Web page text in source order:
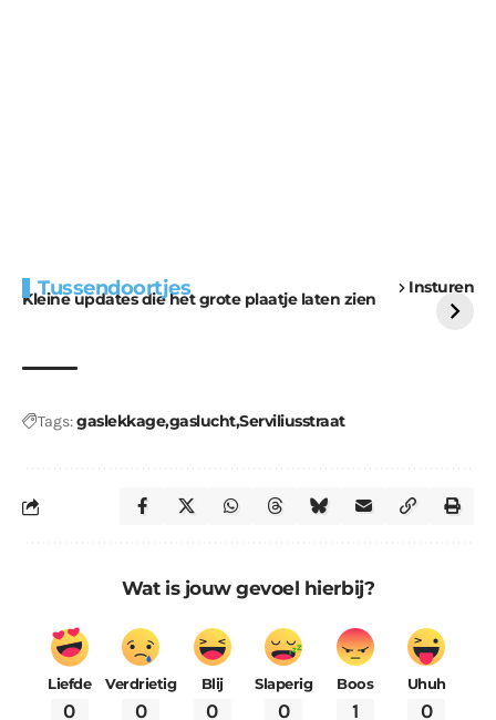
Tussendoortjes Insturen
Kleine updates die het grote plaatje laten zien
voor kabouters
uitdaging
Tags:gaslekkagegasluchtServiliusstraat
Wat is jouw gevoel hierbij?
Liefde
0
Verdrietig
0
Blij
0
Slaperig
0
Boos
1
Uhuh
0